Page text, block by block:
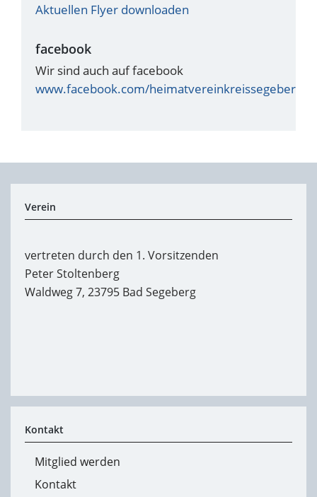
Aktuellen Flyer downloaden
facebook
Wir sind auch auf facebook
www.facebook.com/heimatvereinkreissegeberg
Verein
vertreten durch den 1. Vorsitzenden
Peter Stoltenberg
Waldweg 7, 23795 Bad Segeberg
Kontakt
Mitglied werden
Kontakt